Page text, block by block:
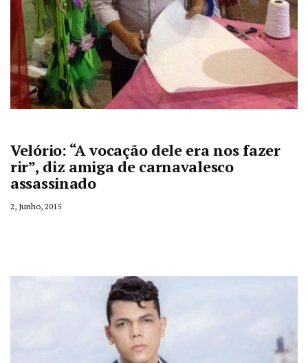
Velório: “A vocação dele era nos fazer
rir”, diz amiga de carnavalesco
assassinado
2, Junho, 2015